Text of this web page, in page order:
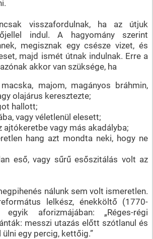
visszafordulnak, ha az útjuk
indul. A hagyomány szerint
megisznak egy csésze vizet, és
majd ismét útnak indulnak. Erre a
akkor van szüksége, ha
majom, magányos bráhmin,
olajárus keresztezte;
hallott;
vagy véletlenül elesett;
ajtókeretbe vagy más akadályba;
hang azt mondta neki, hogy ne
eső, vagy sűrű esőszitálás volt az
nálunk sem volt ismeretlen.
lelkész, énekköltő (1770-
aforizmájában: „Réges-régi
messzi utazás előtt szótlanul és
egy percig, kettőig.”